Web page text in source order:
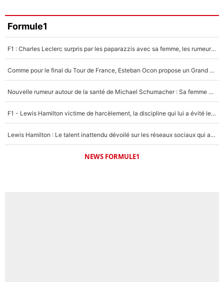
Formule1
F1 : Charles Leclerc surpris par les paparazzis avec sa femme, les rumeurs étaient vraies !
Comme pour le final du Tour de France, Esteban Ocon propose un Grand Prix de Formule 1 à Paris : «Autour de l’Arc de Triomphe, ce serait génial» !
Nouvelle rumeur autour de la santé de Michael Schumacher : Sa femme Corinna sort du silence
F1 - Lewis Hamilton victime de harcèlement, la discipline qui lui a évité le pire : «J'aurais probablement mal tourné»
Lewis Hamilton : Le talent inattendu dévoilé sur les réseaux sociaux qui a impressionné Kim Kardashian pendant leurs vacances en amoureux !
NEWS FORMULE1